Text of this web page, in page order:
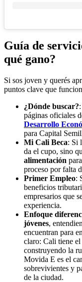
Guía de
qué gano?
Si sos joven y querés
puntos clave que
¿Dónde buscar?
páginas oficiales
Desarrollo
para Capital
Mi Cali Beca: Si
da el cupo, sino
alimentación
proceso por falta
Primer Empleo:
beneficios
empresarios que
experiencia.
Enfoque
jóvenes,
encuentran para
claro: Cali tiene
construyendo la
Movida E es el
sobrevivientes y
de la ciudad.